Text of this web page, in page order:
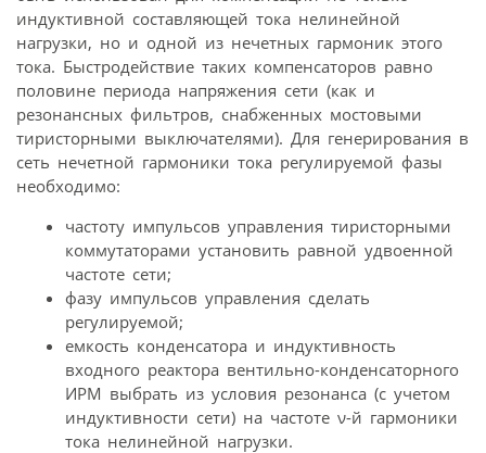
индуктивной составляющей тока нелинейной
нагрузки, но и одной из нечетных гармоник этого
тока. Быстродействие таких компенсаторов равно
половине периода напряжения сети (как и
резонансных фильтров, снабженных мостовыми
тиристорными выключателями). Для генерирования в
сеть нечетной гармоники тока регулируемой фазы
необходимо:
частоту импульсов управления тиристорными
коммутаторами установить равной удвоенной
частоте сети;
фазу импульсов управления сделать
регулируемой;
емкость конденсатора и индуктивность
входного реактора вентильно-конденсаторного
ИРМ выбрать из условия резонанса (с учетом
индуктивности сети) на частоте ν-й гармоники
тока нелинейной нагрузки.